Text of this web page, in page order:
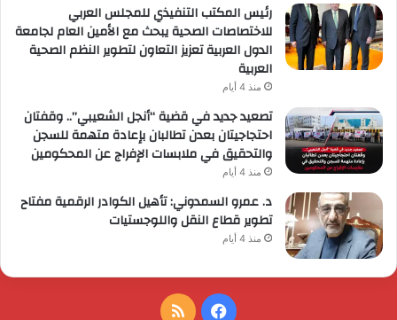
رئيس المكتب التنفيذي للمجلس العربي
للاختصاصات الصحية يبحث مع الأمين العام لجامعة
الدول العربية تعزيز التعاون لتطوير النظم الصحية
العربية
منذ 4 أيام
تصعيد جديد في قضية “أنجل الشعيبي”.. وقفتان
احتجاجيتان بعدن تطالبان بإعادة متهمة للسجن
والتحقيق في ملابسات الإفراج عن المحكومين
منذ 4 أيام
د. عمرو السمدوني: تأهيل الكوادر الرقمية مفتاح
تطوير قطاع النقل واللوجستيات
منذ 4 أيام
فيسبوكملخص